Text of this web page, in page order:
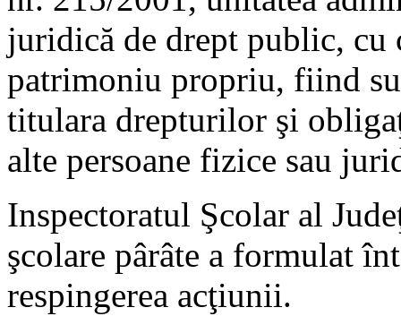
juridică de drept public, cu
patrimoniu propriu, fiind
titulara drepturilor şi
alte persoane fizice sau
Inspectoratul Şcolar al
şcolare pârâte a formulat
respingerea acţiunii.